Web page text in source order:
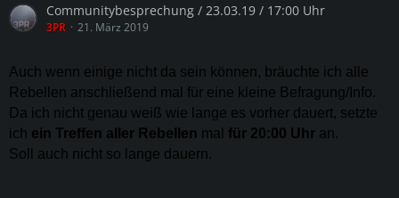
Communitybesprechung / 23.03.19 / 17:00 Uhr
3PR 21. März 2019
Auch wenn einige nicht da sein können, bräuchte ich alle
Rebellen anschließend mal für eine kleine Befragung/Info.
Da ich nicht genau weiß wie lange es vorher dauert, setzte
ich ein Treffen aller Rebellen mal für 20:00 Uhr an.
Soll auch nicht so lange dauern.